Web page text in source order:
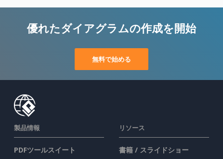
優れたダイアグラムの作成を開始
無料で始める
製品情報
PDFツールスイート
リソース
書籍 / スライドショー